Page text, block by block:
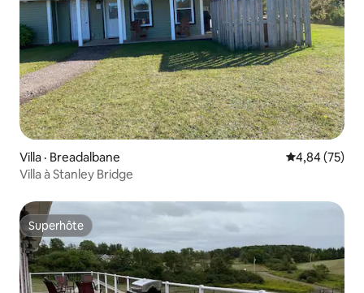
Villa · Breadalbane Note
4,84 (75)
Villa à Stanley Bridge
Superhôte
Superhôte